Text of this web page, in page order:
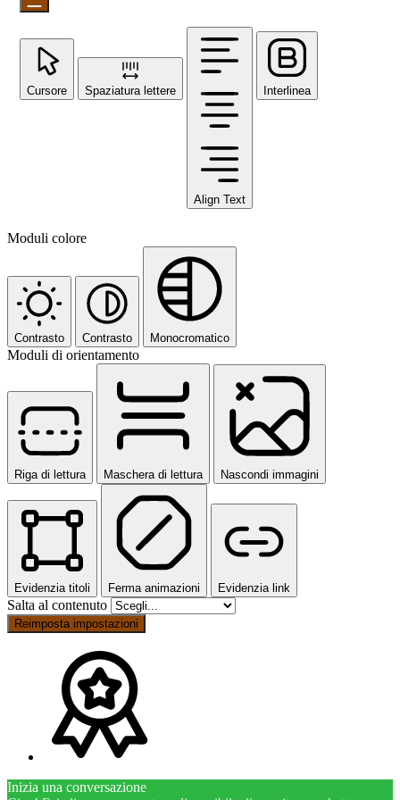
Cursore Spaziatura lettere
Align Text
Interlinea
Moduli colore
Contrasto Contrasto Monocromatico
Moduli di orientamento
Riga di lettura Maschera di lettura Nascondi immagini
Evidenzia titoli Ferma animazioni Evidenzia link
Salta al contenuto
Reimposta impostazioni
Inizia una conversazione